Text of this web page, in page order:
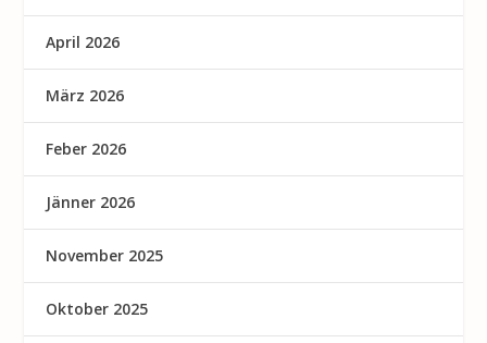
April 2026
März 2026
Feber 2026
Jänner 2026
November 2025
Oktober 2025